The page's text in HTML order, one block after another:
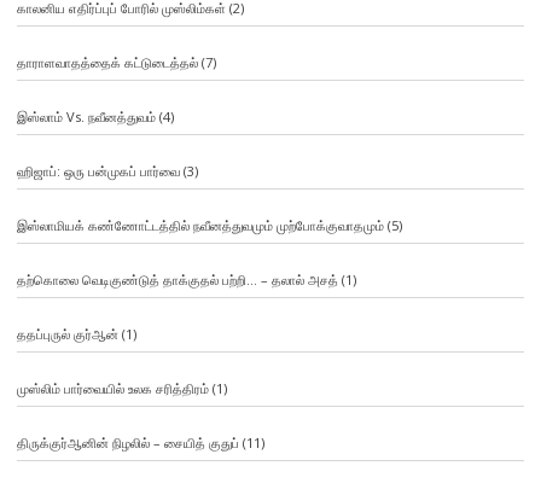
காலனிய எதிர்ப்புப் போரில் முஸ்லிம்கள் (2)
தாராளவாதத்தைக் கட்டுடைத்தல்(7)
இஸ்லாம் Vs. நவீனத்துவம்(4)
ஹிஜாப்: ஒரு பன்முகப் பார்வை(3)
இஸ்லாமியக் கண்ணோட்டத்தில் நவீனத்துவமும் முற்போக்குவாதமும்(5)
தற்கொலை வெடிகுண்டுத் தாக்குதல் பற்றி… – தலால் அசத் (1)
ததப்புருல் குர்ஆன் (1)
முஸ்லிம் பார்வையில் உலக சரித்திரம்(1)
திருக்குர்ஆனின் நிழலில் – சையித் குதுப் (11)